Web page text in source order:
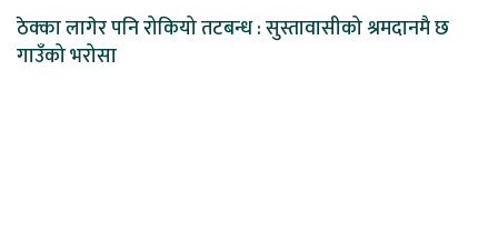
ठेक्का लागेर पनि रोकियो तटबन्ध : सुस्तावासीको श्रमदानमै छ
गाउँको भरोसा